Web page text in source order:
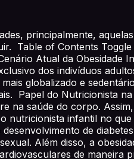
principalmente,
Table of Contents
Atual da
dos indivíduos
globalizado e
Papel do Nutricionista
na saúde do corpo.
infantil no
de
Além disso, a
de